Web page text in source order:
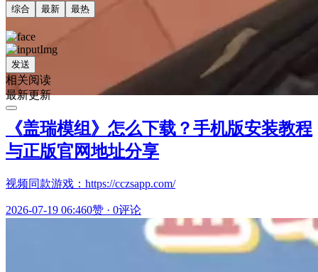
综合 最新 最热
发送
相关阅读
最新更新
《盖瑞模组》怎么下载？手机版安装教程
与正版官网地址分享
视频同款游戏：https://cczsapp.com/
2026-07-19 06:460赞 · 0评论